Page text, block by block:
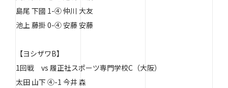
島尾 下國 1-④ 仲川 大友
池上 藤掛 0-④ 安藤 安藤
【ヨシザワB】
1回戦 vs 履正社スポーツ専門学校C（大阪）
太田 山下 ④-1 今井 森